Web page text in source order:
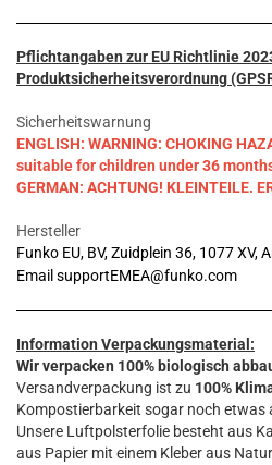
Pflichtangaben zur EU Richtlinie
Produktsicherheitsverordnung
Sicherheitswarnung
ENGLISH: WARNING: CHOKING
suitable for children under 36
GERMAN: ACHTUNG! KLEINTEILE.
Hersteller
Funko EU, BV, Zuidplein 36, 1077 XV,
Email supportEMEA@funko.com
Information Verpackungsmaterial:
Wir verpacken 100% biologisch
Versandverpackung ist zu 100%
Kompostierbarkeit sogar noch etwas
Unsere Luftpolsterfolie besteht aus
aus Papier mit einem Kleber aus